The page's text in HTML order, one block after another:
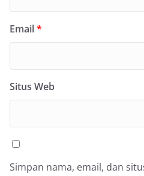
Email*
Situs Web
Simpan nama, email, dan